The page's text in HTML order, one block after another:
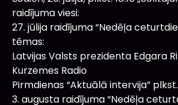
raidījuma viesi:
27. jūlija raidījuma “Nedēļa
tēmas:
Latvijas Valsts prezidenta Edgara
Kurzemes Radio
Pirmdienas “Aktuālā intervija” plkst.
3. augusta raidījuma “Nedēļa